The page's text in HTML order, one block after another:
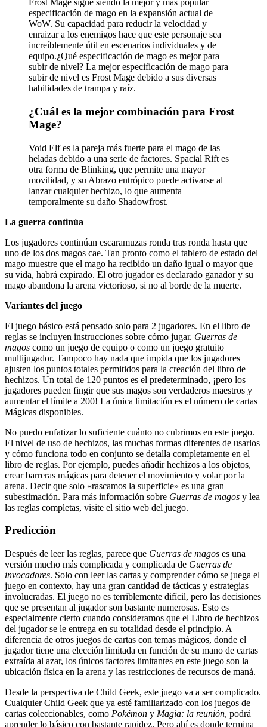
Frost Mage sigue siendo la mejor y más popular
especificación de mago en la expansión actual de
WoW. Su capacidad para reducir la velocidad y
enraizar a los enemigos hace que este personaje sea
increíblemente útil en escenarios individuales y de
equipo.¿Qué especificación de mago es mejor para
subir de nivel? La mejor especificación de mago para
subir de nivel es Frost Mage debido a sus diversas
habilidades de trampa y raíz.
¿Cuál es la mejor combinación para Frost
Mage?
Void Elf es la pareja más fuerte para el mago de las
heladas debido a una serie de factores. Spacial Rift es
otra forma de Blinking, que permite una mayor
movilidad, y su Abrazo entrópico puede activarse al
lanzar cualquier hechizo, lo que aumenta
temporalmente su daño Shadowfrost.
La guerra continúa
Los jugadores continúan escaramuzas ronda tras ronda hasta que
uno de los dos magos cae. Tan pronto como el tablero de estado del
mago muestre que el mago ha recibido un daño igual o mayor que
su vida, habrá expirado. El otro jugador es declarado ganador y su
mago abandona la arena victorioso, si no al borde de la muerte.
Variantes del juego
El juego básico está pensado solo para 2 jugadores. En el libro de
reglas se incluyen instrucciones sobre cómo jugar. Guerras de
magos como un juego de equipo o como un juego gratuito
multijugador. Tampoco hay nada que impida que los jugadores
ajusten los puntos totales permitidos para la creación del libro de
hechizos. Un total de 120 puntos es el predeterminado, ¡pero los
jugadores pueden fingir que sus magos son verdaderos maestros y
aumentar el límite a 200! La única limitación es el número de cartas
Mágicas disponibles.
No puedo enfatizar lo suficiente cuánto no cubrimos en este juego.
El nivel de uso de hechizos, las muchas formas diferentes de usarlos
y cómo funciona todo en conjunto se detalla completamente en el
libro de reglas. Por ejemplo, puedes añadir hechizos a los objetos,
crear barreras mágicas para detener el movimiento y volar por la
arena. Decir que solo «rascamos la superficie» es una gran
subestimación. Para más información sobre Guerras de magos y lea
las reglas completas, visite el sitio web del juego.
Predicción
Después de leer las reglas, parece que Guerras de magos es una
versión mucho más complicada y complicada de Guerras de
invocadores. Solo con leer las cartas y comprender cómo se juega el
juego en contexto, hay una gran cantidad de tácticas y estrategias
involucradas. El juego no es terriblemente difícil, pero las decisiones
que se presentan al jugador son bastante numerosas. Esto es
especialmente cierto cuando consideramos que el Libro de hechizos
del jugador se le entrega en su totalidad desde el principio. A
diferencia de otros juegos de cartas con temas mágicos, donde el
jugador tiene una elección limitada en función de su mano de cartas
extraída al azar, los únicos factores limitantes en este juego son la
ubicación física en la arena y las restricciones de recursos de maná.
Desde la perspectiva de Child Geek, este juego va a ser complicado.
Cualquier Child Geek que ya esté familiarizado con los juegos de
cartas coleccionables, como Pokémon y Magia: la reunión, podrá
aprender lo básico con bastante rapidez. Pero ahí es donde termina